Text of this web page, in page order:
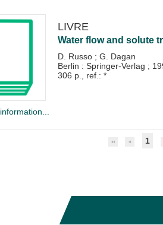
LIVRE
Water flow and solute
D. Russo ; G. Dagan
Berlin : Springer-Verlag ;
306 p., ref.: *
1